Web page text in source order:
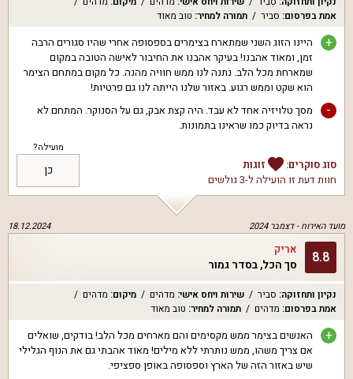
אמת בפרסום: סביר תמורה למחיר: טוב מאוד
+
היינו הזוג השני שמתארח בצימרים בספסופה אחרי שהיו סגורים הרבה
זמן, ומאוד אהבנו! בעיקר אהבנו את החיבור לאישה הטובה במקום
שמארחת מכל הלב. נתנה לנו ממש חוויה מהנה. כל מקום במתחם הצימר
הוא שקט וממש רגוע. באזור שלנו הייתה לנו גם פרטיות!
-
מסך טלויזיה אחד לא עבד. היה קצת אבק, גם על הסנוקר. המתחם לא
נראה בדיוק כמו שראינו בתמונות.
סוג סוקרים:
זוגות
חוות דעת זו הועילה ל-3 גולשים
מועילה?
כן
מועד האירוח -דצמבר 2024 18.12.2024
8.8 אריק
סך הכל, בסדר גמור
נקיון ותחזוקה: סביר שירות ויחס אישי: מדהים מיקום: מדהים
אמת בפרסום: מדהים תמורה למחיר: טוב מאוד
+
האנשים בצימר ממש מקסימים והם מארחים מכל הלב! בודקים, שואלים
אם צריך משהו, ממש נותרתי ללא מילים! מאוד אהבתי גם את הנוף הגלילי
שיש באזור הזה של הארץ וספסופה באופן ספציפי.